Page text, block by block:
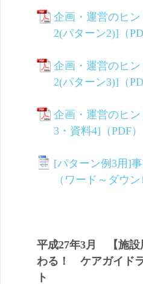
企画・運営のヒ
2(パターン2)]（
企画・運営のヒ
2(パターン3)]（
企画・運営のヒ
3・資料4]（PDF）
[パターン例3用]
（ワード～ダウン
平成27年3月 【施設
わる！ ケアガイド
ト